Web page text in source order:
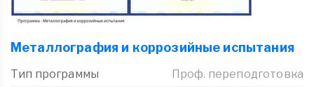
Металлография и коррозийные испытания
Тип программы
Проф. переподготовка